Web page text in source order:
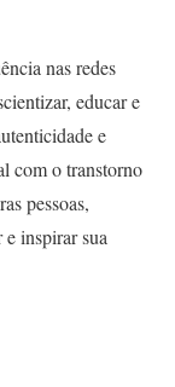
nas redes
educar e
e
com o transtorno
pessoas,
inspirar sua